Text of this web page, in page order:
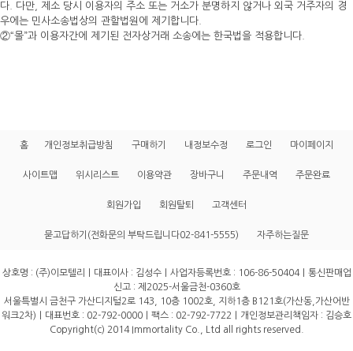
다. 다만, 제소 당시 이용자의 주소 또는 거소가 분명하지 않거나 외국 거주자의 경
우에는 민사소송법상의 관할법원에 제기합니다.
②“몰”과 이용자간에 제기된 전자상거래 소송에는 한국법을 적용합니다.
홈 개인정보취급방침 구매하기 내정보수정 로그인 마이페이지
사이트맵 위시리스트 이용약관 장바구니 주문내역 주문완료
회원가입 회원탈퇴 고객센터
묻고답하기(전화문의 부탁드립니다02-841-5555) 자주하는질문
상호명 : (주)이모텔리｜대표이사 : 김성수｜사업자등록번호 : 106-86-50404｜통신판매업
신고 : 제2025-서울금천-0360호
서울특별시 금천구 가산디지털2로 143, 10층 1002호, 지하1층 B121호(가산동,가산어반
워크2차)｜대표번호 : 02-792-0000｜팩스 : 02-792-7722｜개인정보관리책임자 : 김승호
Copyright(c) 2014 Immortality Co., Ltd all rights reserved.